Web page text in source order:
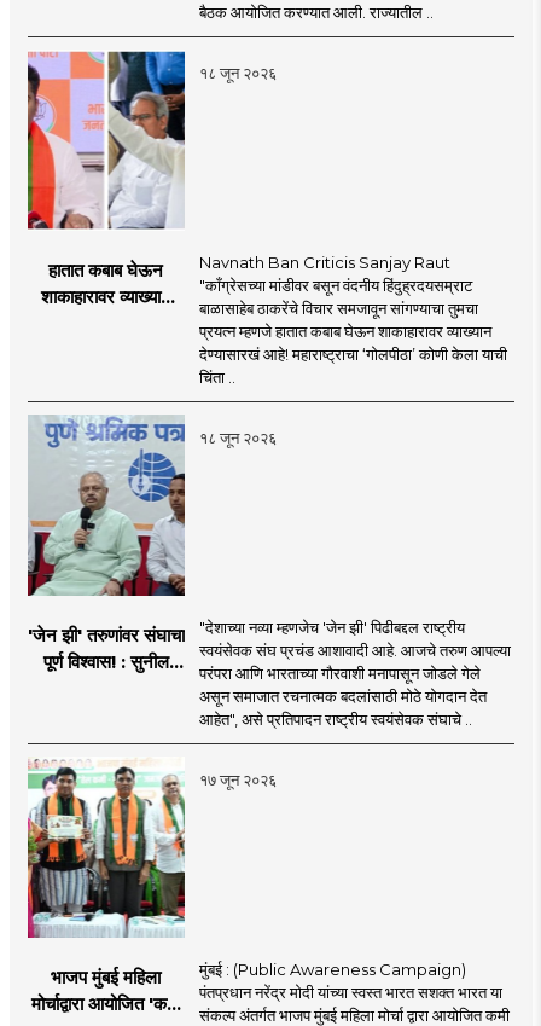
प्रस्ताव
बैठक आयोजित करण्यात आली. राज्यातील ..
१८ जून २०२६
हातात कबाब घेऊन
शाकाहारावर व्याख्यान
Navnath Ban Criticis Sanjay Raut
"काँग्रेसच्या मांडीवर बसून वंदनीय हिंदुह्रदयसम्राट
बाळासाहेब ठाकरेंचे विचार समजावून सांगण्याचा तुमचा
प्रयत्न म्हणजे हातात कबाब घेऊन शाकाहारावर व्याख्यान
देण्यासारखं आहे! महाराष्ट्राचा ‘गोलपीठा’ कोणी केला याची
चिंता ..
१८ जून २०२६
'जेन झी' तरुणांवर संघाचा
पूर्ण विश्वास! : सुनील
"देशाच्या नव्या म्हणजेच 'जेन झी' पिढीबद्दल राष्ट्रीय
स्वयंसेवक संघ प्रचंड आशावादी आहे. आजचे तरुण आपल्या
परंपरा आणि भारताच्या गौरवाशी मनापासून जोडले गेले
असून समाजात रचनात्मक बदलांसाठी मोठे योगदान देत
आहेत", असे प्रतिपादन राष्ट्रीय स्वयंसेवक संघाचे ..
१७ जून २०२६
भाजप मुंबई महिला
मोर्चाद्वारा आयोजित 'कमी
मुंबई : (Public Awareness Campaign)
पंतप्रधान नरेंद्र मोदी यांच्या स्वस्त भारत सशक्त भारत या
संकल्प अंतर्गत भाजप मुंबई महिला मोर्चा द्वारा आयोजित कमी